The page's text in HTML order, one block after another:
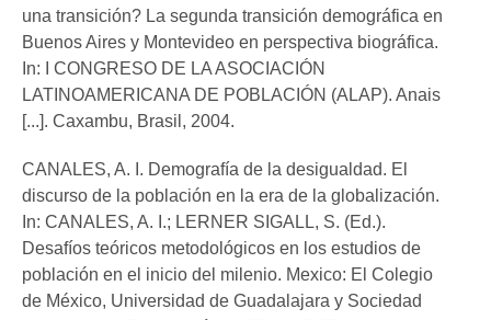
una transición? La segunda transición demográfica en
Buenos Aires y Montevideo en perspectiva biográfica.
In: I CONGRESO DE LA ASOCIACIÓN
LATINOAMERICANA DE POBLACIÓN (ALAP). Anais
[...]. Caxambu, Brasil, 2004.
CANALES, A. I. Demografía de la desigualdad. El
discurso de la población en la era de la globalización.
In: CANALES, A. I.; LERNER SIGALL, S. (Ed.).
Desafíos teóricos metodológicos en los estudios de
población en el inicio del milenio. Mexico: El Colegio
de México, Universidad de Guadalajara y Sociedad